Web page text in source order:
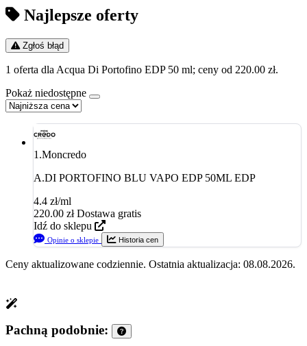
Najlepsze oferty
Zgłoś błąd
1 oferta dla Acqua Di Portofino EDP 50 ml; ceny od 220.00 zł.
Pokaż niedostępne
1.Moncredo
A.DI PORTOFINO BLU VAPO EDP 50ML EDP
4.4 zł/ml
220.00 zł Dostawa gratis
Idź do sklepu
Opinie o sklepie Historia cen
Ceny aktualizowane codziennie. Ostatnia aktualizacja: 08.08.2026.
Pachną podobnie: